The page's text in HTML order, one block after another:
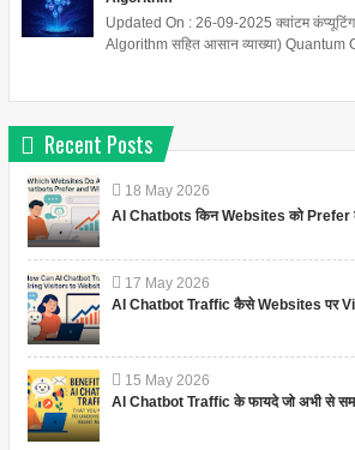
Updated On : 26-09-2025 क्वांटम
Algorithm सहित आसान व्याख्या)
Recent Posts
18 May 2026
AI Chatbots किन Websites को Prefer
17 May 2026
AI Chatbot Traffic कैसे Websites पर
15 May 2026
AI Chatbot Traffic के फायदे जो अभी से